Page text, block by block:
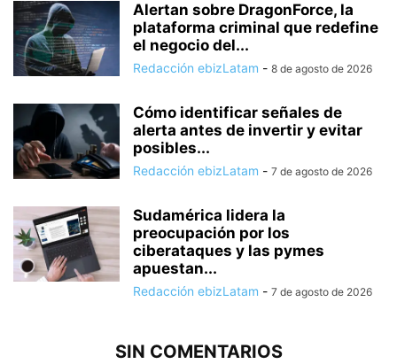
Alertan sobre DragonForce, la
plataforma criminal que redefine
el negocio del...
Redacción ebizLatam - 8 de agosto de 2026
Cómo identificar señales de
alerta antes de invertir y evitar
posibles...
Redacción ebizLatam - 7 de agosto de 2026
Sudamérica lidera la
preocupación por los
ciberataques y las pymes
apuestan...
Redacción ebizLatam - 7 de agosto de 2026
SIN COMENTARIOS